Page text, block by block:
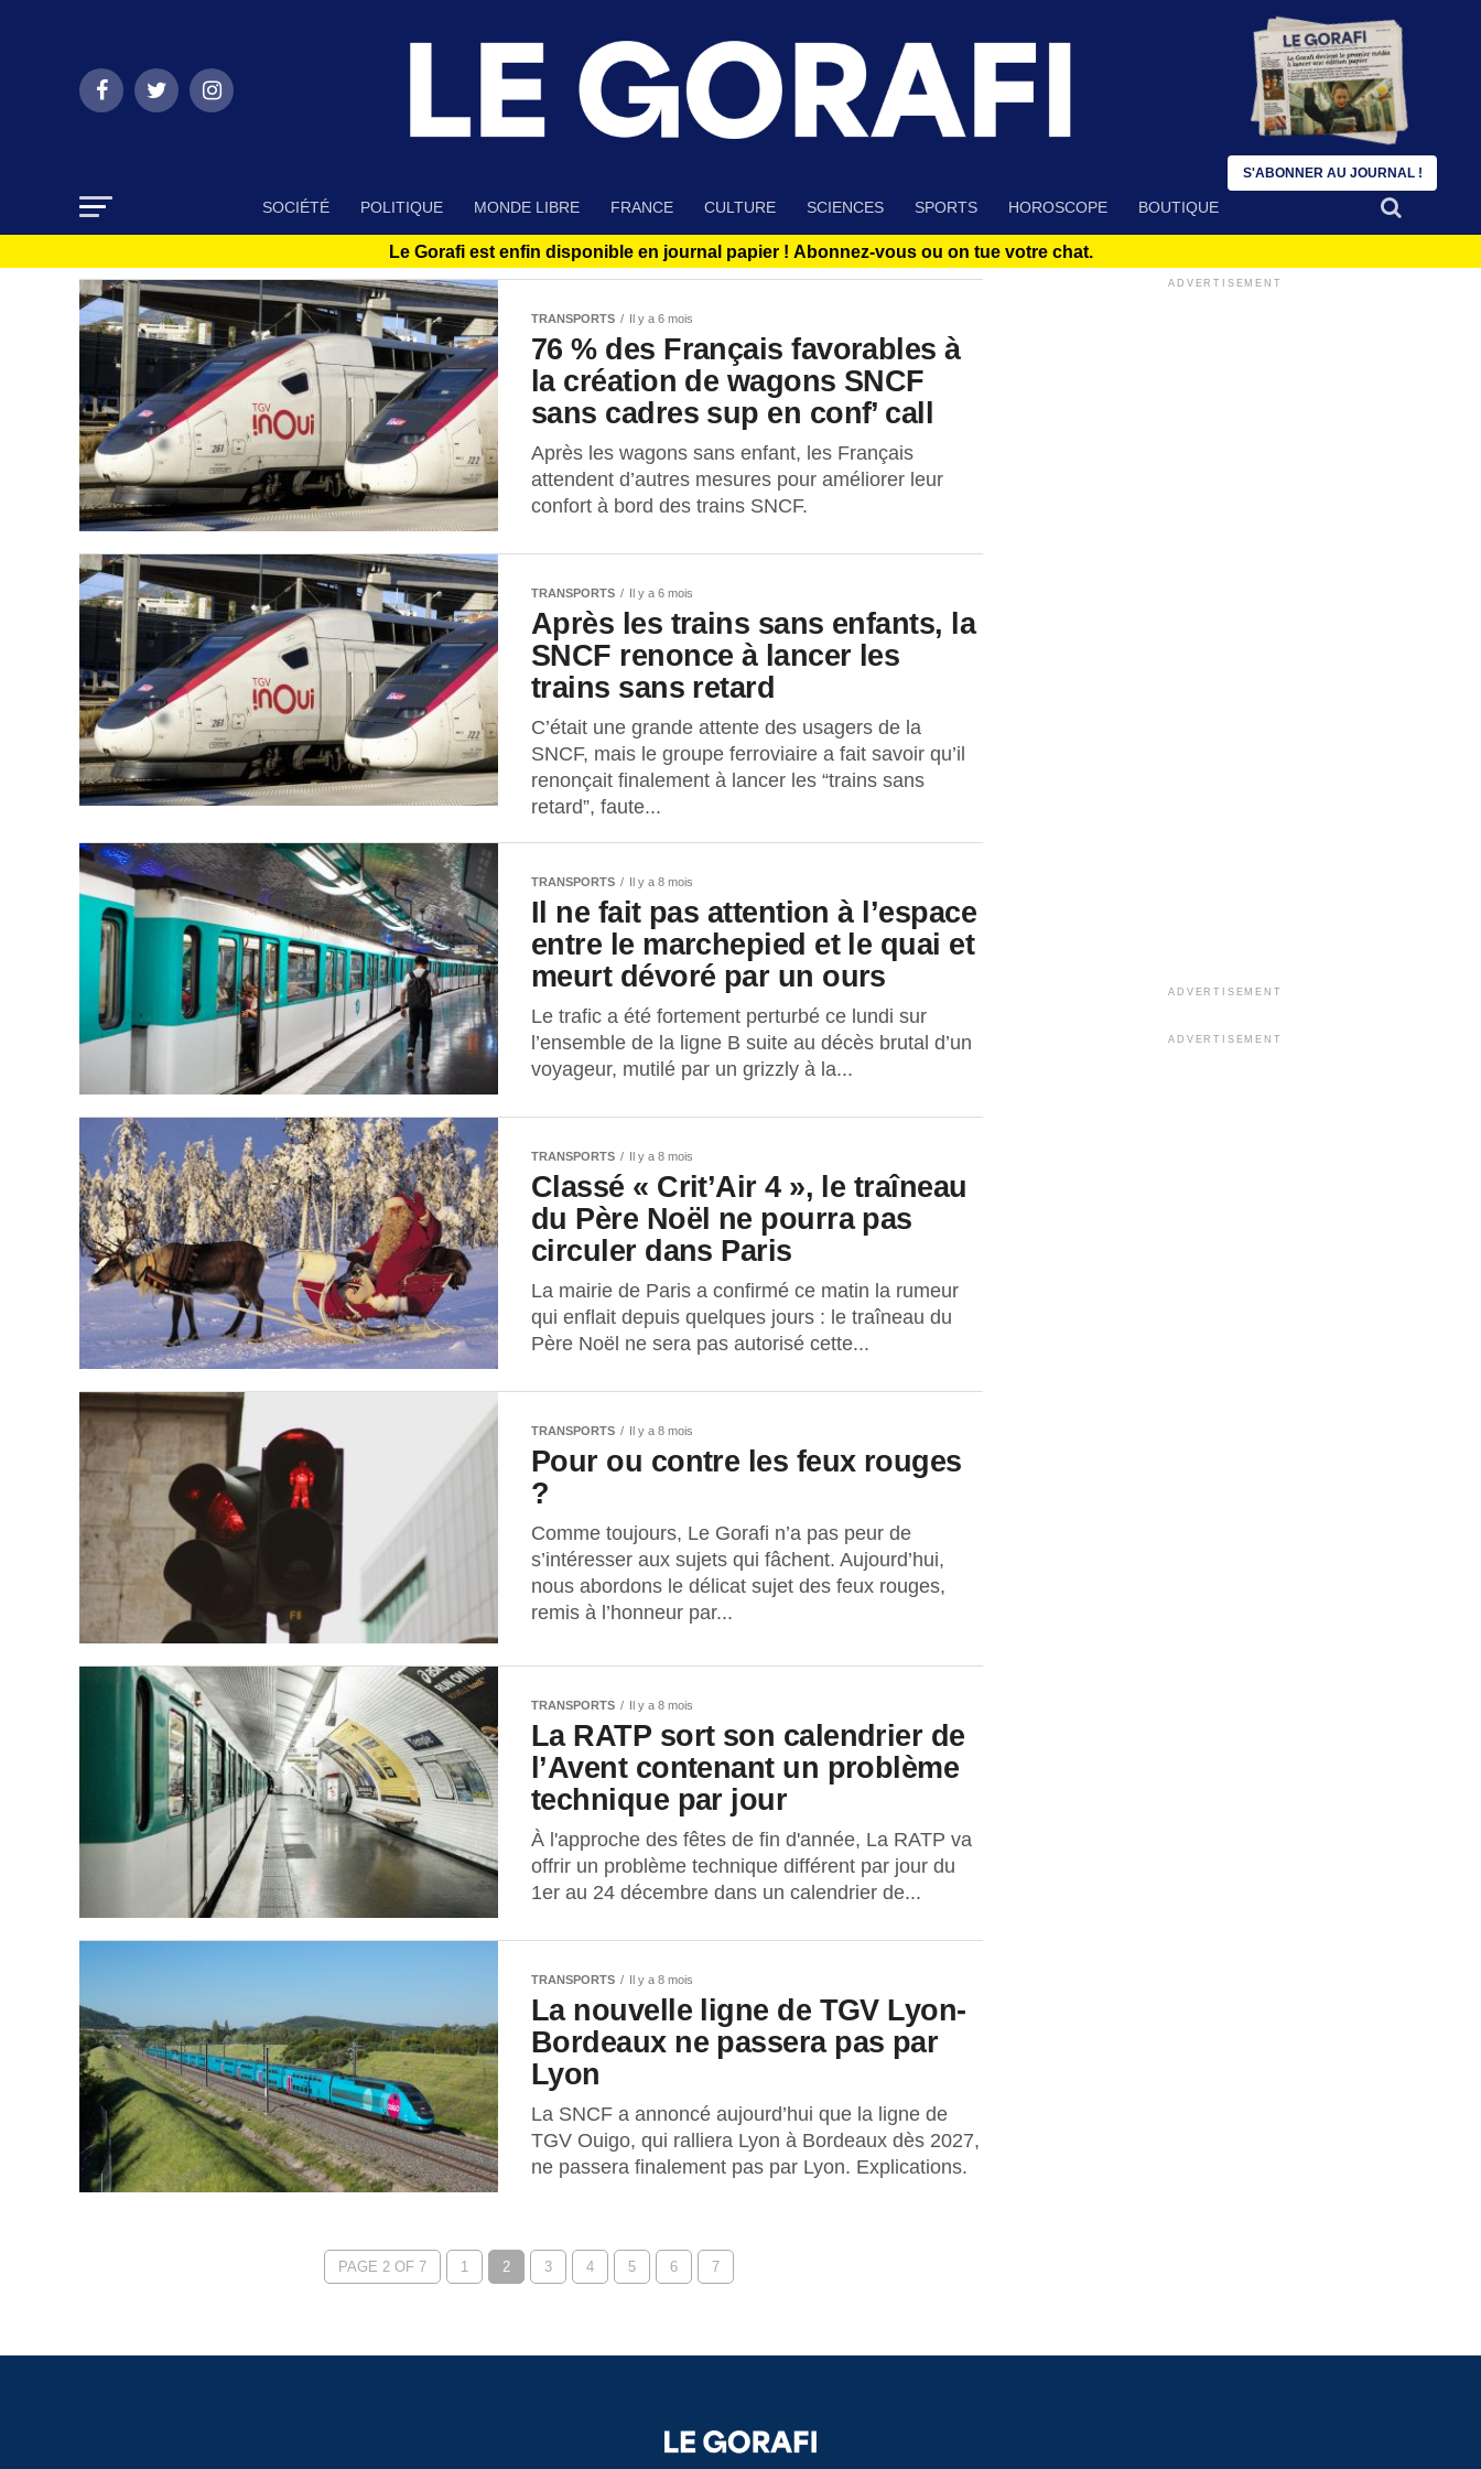
SOCIÉTÉ POLITIQUE MONDE LIBRE FRANCE CULTURE SCIENCES SPORTS HOROSCOPE BOUTIQUE
Le Gorafi est enfin disponible en journal papier ! Abonnez-vous ou on tue votre chat.
TRANSPORTS Il y a 6 mois
76 % des Français favorables à
la création de wagons SNCF
sans cadres sup en conf’ call
Après les wagons sans enfant, les Français
attendent d’autres mesures pour améliorer leur
confort à bord des trains SNCF.
TRANSPORTS Il y a 6 mois
Après les trains sans enfants, la
SNCF renonce à lancer les
trains sans retard
C’était une grande attente des usagers de la
SNCF, mais le groupe ferroviaire a fait savoir qu’il
renonçait finalement à lancer les “trains sans
retard”, faute...
TRANSPORTS Il y a 8 mois
Il ne fait pas attention à l’espace
entre le marchepied et le quai et
meurt dévoré par un ours
Le trafic a été fortement perturbé ce lundi sur
l’ensemble de la ligne B suite au décès brutal d’un
voyageur, mutilé par un grizzly à la...
TRANSPORTS Il y a 8 mois
Classé « Crit’Air 4 », le traîneau
du Père Noël ne pourra pas
circuler dans Paris
La mairie de Paris a confirmé ce matin la rumeur
qui enflait depuis quelques jours : le traîneau du
Père Noël ne sera pas autorisé cette...
TRANSPORTS Il y a 8 mois
Pour ou contre les feux rouges
?
Comme toujours, Le Gorafi n’a pas peur de
s’intéresser aux sujets qui fâchent. Aujourd’hui,
nous abordons le délicat sujet des feux rouges,
remis à l’honneur par...
TRANSPORTS Il y a 8 mois
La RATP sort son calendrier de
l’Avent contenant un problème
technique par jour
À l'approche des fêtes de fin d'année, La RATP va
offrir un problème technique différent par jour du
1er au 24 décembre dans un calendrier de...
TRANSPORTS Il y a 8 mois
La nouvelle ligne de TGV Lyon-
Bordeaux ne passera pas par
Lyon
La SNCF a annoncé aujourd’hui que la ligne de
TGV Ouigo, qui ralliera Lyon à Bordeaux dès 2027,
ne passera finalement pas par Lyon. Explications.
PAGE 2 OF 7 1 2 3 4 5 6 7
ADVERTISEMENT
ADVERTISEMENT
ADVERTISEMENT
S'ABONNER AU JOURNAL !